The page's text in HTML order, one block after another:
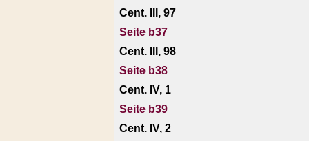
Cent. III, 97
Seite b37
Cent. III, 98
Seite b38
Cent. IV, 1
Seite b39
Cent. IV, 2